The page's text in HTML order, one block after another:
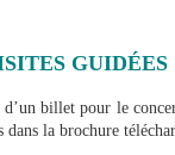
GUIDÉES
d’un billet pour le
la brochure